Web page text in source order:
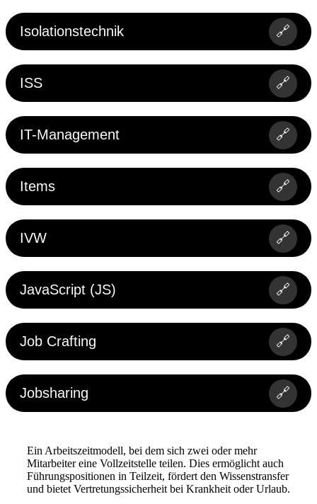
Isolationstechnik 🔗
ISS 🔗
IT-Management 🔗
Items 🔗
IVW 🔗
JavaScript (JS) 🔗
Job Crafting 🔗
Jobsharing 🔗
Ein Arbeitszeitmodell, bei dem sich zwei oder mehr
Mitarbeiter eine Vollzeitstelle teilen. Dies ermöglicht auch
Führungspositionen in Teilzeit, fördert den Wissenstransfer
und bietet Vertretungssicherheit bei Krankheit oder Urlaub.